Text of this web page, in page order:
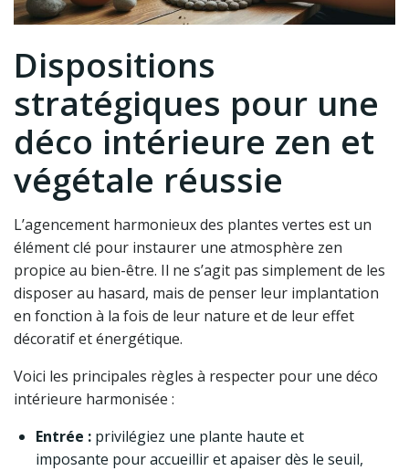
Dispositions
stratégiques pour une
déco intérieure zen et
végétale réussie
L’agencement harmonieux des plantes vertes est un
élément clé pour instaurer une atmosphère zen
propice au bien-être. Il ne s’agit pas simplement de les
disposer au hasard, mais de penser leur implantation
en fonction à la fois de leur nature et de leur effet
décoratif et énergétique.
Voici les principales règles à respecter pour une déco
intérieure harmonisée :
Entrée : privilégiez une plante haute et
imposante pour accueillir et apaiser dès le seuil,